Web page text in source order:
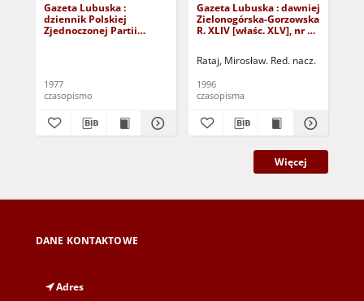
Gazeta Lubuska :
dziennik Polskiej
Zjednoczonej Partii
1977
czasopismo
Gazeta Lubuska : dawniej
Zielonogórska-Gorzowska
R. XLIV [właśc. XLV], nr 52
Rataj, Mirosław. Red. nacz.
1996
czasopisma
Więcej
DANE KONTAKTOWE
Adres